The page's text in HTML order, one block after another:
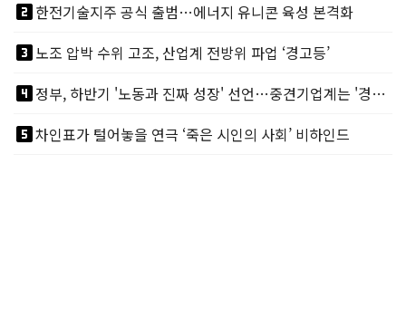
looks_two한전기술지주 공식 출범…에너지 유니콘 육성 본격화
looks_3노조 압박 수위 고조, 산업계 전방위 파업 ‘경고등’
looks_4
정부, 하반기 '노동과 진짜 성장' 선언…중견기업계는 '경영 불확실성' 우려
looks_5차인표가 털어놓을 연극 ‘죽은 시인의 사회’ 비하인드